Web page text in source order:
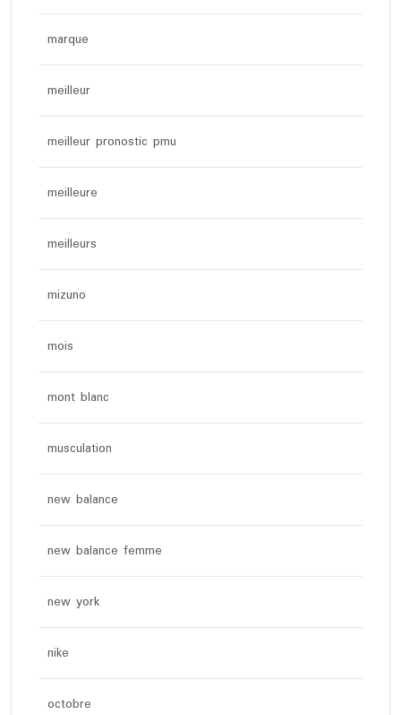
marque
meilleur
meilleur pronostic pmu
meilleure
meilleurs
mizuno
mois
mont blanc
musculation
new balance
new balance femme
new york
nike
octobre